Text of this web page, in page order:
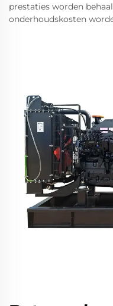
prestaties worden
onderhoudskosten